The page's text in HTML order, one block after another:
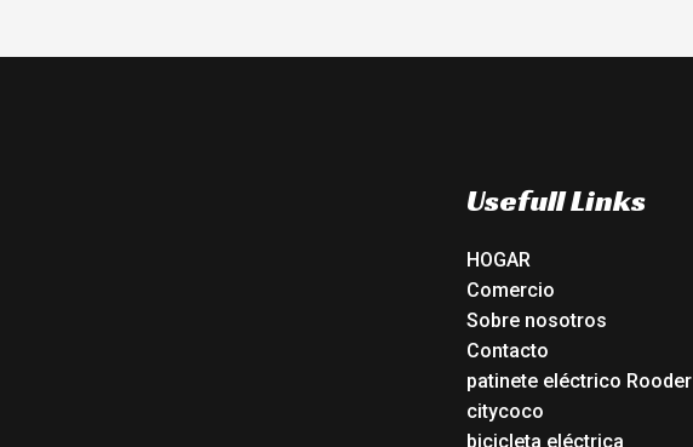
Usefull Links
HOGAR
Comercio
Sobre nosotros
Contacto
patinete eléctrico Rooder
citycoco
bicicleta eléctrica